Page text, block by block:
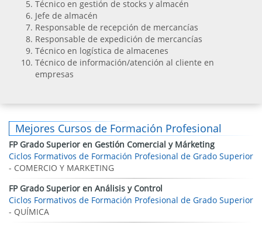
Técnico en gestión de stocks y almacén
Jefe de almacén
Responsable de recepción de mercancías
Responsable de expedición de mercancías
Técnico en logística de almacenes
Técnico de información/atención al cliente en
empresas
Mejores Cursos de Formación Profesional
FP Grado Superior en Gestión Comercial y Márketing
Ciclos Formativos de Formación Profesional de Grado Superior
- COMERCIO Y MARKETING
FP Grado Superior en Análisis y Control
Ciclos Formativos de Formación Profesional de Grado Superior
- QUÍMICA